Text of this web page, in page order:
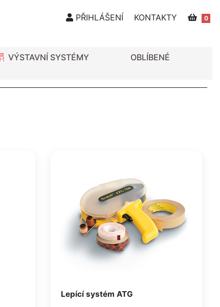
PŘIHLÁŠENÍ KONTAKTY 0
VÝSTAVNÍ SYSTÉMY OBLÍBENÉ
Lepící systém ATG